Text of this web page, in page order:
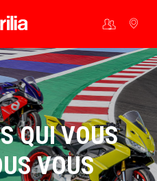
au contenu principal
QUI VOUS
VOUS